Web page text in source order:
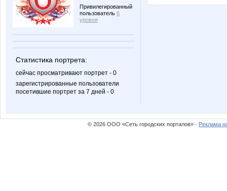
Привилегированный
пользователь 6
уровня
Статистика портрета:
сейчас просматривают портрет - 0
зарегистрированные пользователи
посетившие портрет за 7 дней - 0
© 2026 ООО «Сеть городских порталов» · Реклама